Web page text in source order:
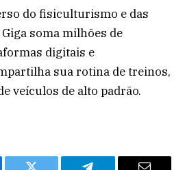
do fisiculturismo e das
soma milhões de
digitais e
sua rotina de treinos,
veículos de alto padrão.